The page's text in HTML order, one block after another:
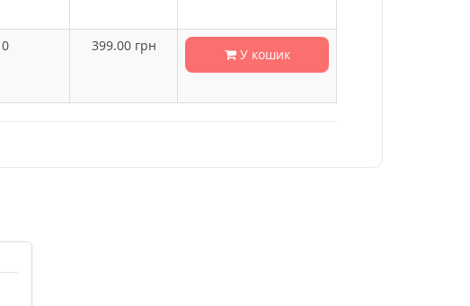
0 399.00грн
У кошик